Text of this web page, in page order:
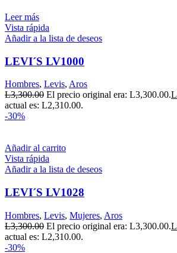
Leer más
Vista rápida
Añadir a la lista de deseos
LEVI´S LV1000
Hombres, Levis, Aros
L3,300.00 El precio original era: L3,300.00.L
actual es: L2,310.00.
-30%
Añadir al carrito
Vista rápida
Añadir a la lista de deseos
LEVI´S LV1028
Hombres, Levis, Mujeres, Aros
L3,300.00 El precio original era: L3,300.00.L
actual es: L2,310.00.
-30%